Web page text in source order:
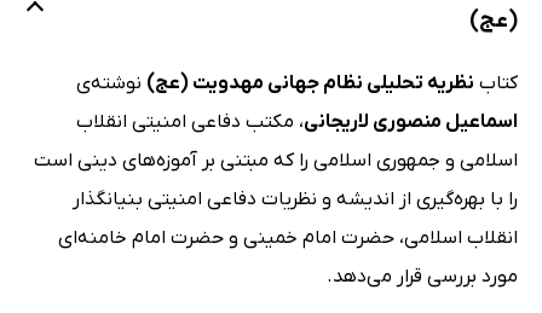
(عج)
کتاب نظریه تحلیلی نظام جهانی مهدویت (عج) نوشته‌ی
اسماعیل منصوری لاریجانی، مکتب دفاعی امنیتی انقلاب
اسلامی و جمهوری اسلامی را که مبتنی بر آموزه‌های دینی است
را با بهره‌گیری از اندیشه و نظریات دفاعی امنیتی بنیانگذار
انقلاب اسلامی، حضرت امام خمینی و حضرت امام خامنه‌ای
مورد بررسی قرار می‌دهد.